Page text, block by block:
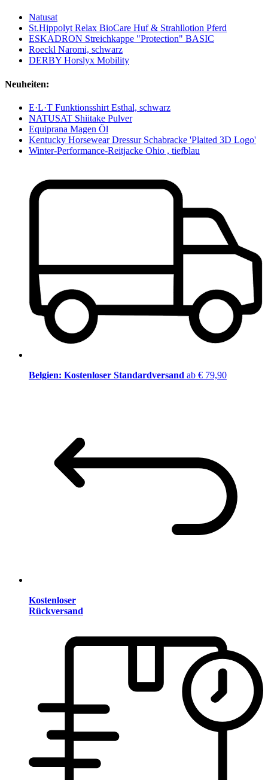
Natusat
St.Hippolyt Relax BioCare Huf & Strahllotion Pferd
ESKADRON Streichkappe "Protection" BASIC
Roeckl Naromi, schwarz
DERBY Horslyx Mobility
Neuheiten:
E·L·T Funktionsshirt Esthal, schwarz
NATUSAT Shiitake Pulver
Equiprana Magen Öl
Kentucky Horsewear Dressur Schabracke 'Plaited 3D Logo'
Winter-Performance-Reitjacke Ohio , tiefblau
Belgien: Kostenloser Standardversand ab € 79,90
Kostenloser
Rückversand